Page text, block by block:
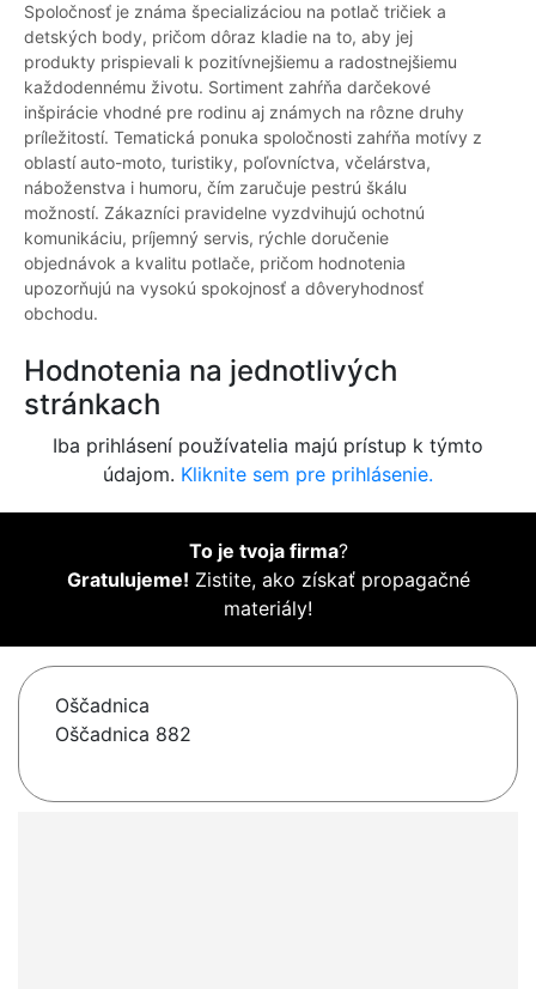
Spoločnosť je známa špecializáciou na potlač tričiek a
detských body, pričom dôraz kladie na to, aby jej
produkty prispievali k pozitívnejšiemu a radostnejšiemu
každodennému životu. Sortiment zahŕňa darčekové
inšpirácie vhodné pre rodinu aj známych na rôzne druhy
príležitostí. Tematická ponuka spoločnosti zahŕňa motívy z
oblastí auto-moto, turistiky, poľovníctva, včelárstva,
náboženstva i humoru, čím zaručuje pestrú škálu
možností. Zákazníci pravidelne vyzdvihujú ochotnú
komunikáciu, príjemný servis, rýchle doručenie
objednávok a kvalitu potlače, pričom hodnotenia
upozorňujú na vysokú spokojnosť a dôveryhodnosť
obchodu.
Hodnotenia na jednotlivých
stránkach
Iba prihlásení používatelia majú prístup k týmto
údajom. Kliknite sem pre prihlásenie.
To je tvoja firma?
Gratulujeme! Zistite, ako získať propagačné
materiály!
Oščadnica
Oščadnica 882